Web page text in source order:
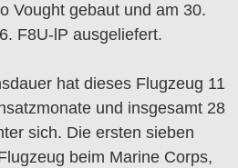
Vought gebaut und am 30.
F8U-lP ausgeliefert.
hat dieses Flugzeug 11
und insgesamt 28
sich. Die ersten sieben
beim Marine Corps,